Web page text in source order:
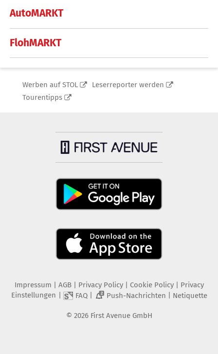
AutoMARKT
FlohMARKT
Werben auf STOL
Leserreporter werden
Tourentipps
Impressum AGB Privacy Policy| Cookie Policy| Privacy
Einstellungen
FAQ| 2 Push-Nachrichten Netiquette
© 2026 First Avenue GmbH